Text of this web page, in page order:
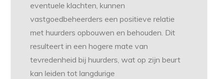
eventuele klachten, kunnen
vastgoedbeheerders een positieve relatie
met huurders opbouwen en behouden. Dit
resulteert in een hogere mate van
tevredenheid bij huurders, wat op zijn beurt
kan leiden tot langdurige